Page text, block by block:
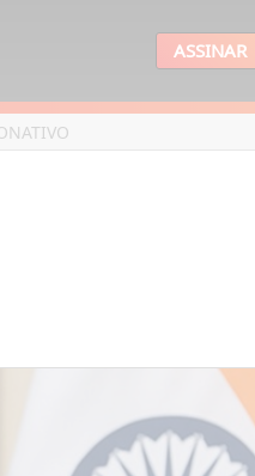
ASSINAR